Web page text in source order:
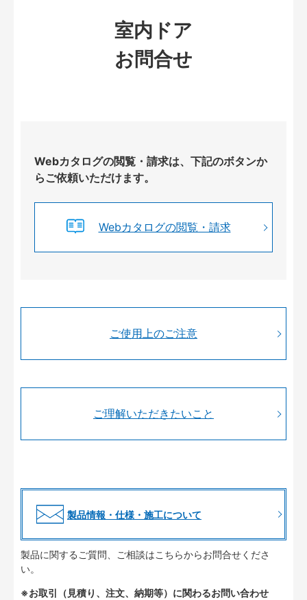
室内ドア
お問合せ
Webカタログの閲覧・請求は、下記のボタンか
らご依頼いただけます。
Webカタログの閲覧・請求
ご使用上のご注意
ご理解いただきたいこと
製品情報・仕様・施工について
製品に関するご質問、ご相談はこちらからお問合せくださ
い。
※お取引（見積り、注文、納期等）に関わるお問い合わせ